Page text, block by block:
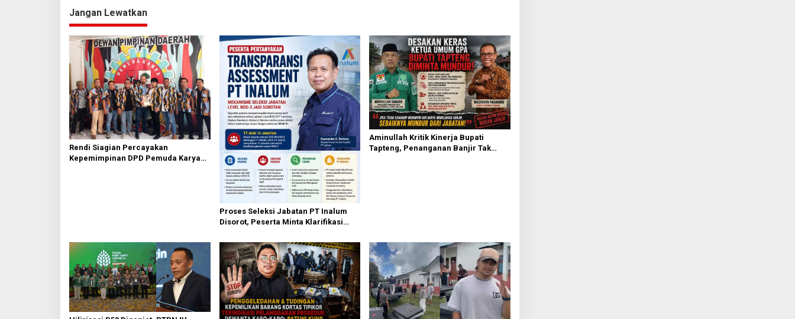
i
p
o
s
Jangan Lewatkan
Rendi Siagian Percayakan
Kepemimpinan DPD Pemuda Karya
Proses Seleksi Jabatan PT Inalum
Disorot, Peserta Minta Klarifikasi
Aminullah Kritik Kinerja Bupati
Tapteng, Penanganan Banjir Tak